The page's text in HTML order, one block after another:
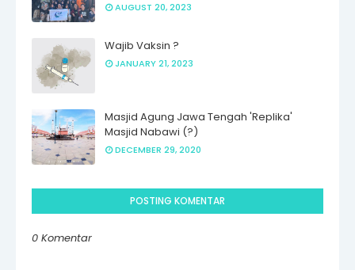
AUGUST 20, 2023
Wajib Vaksin ?
JANUARY 21, 2023
Masjid Agung Jawa Tengah 'Replika'
Masjid Nabawi (?)
DECEMBER 29, 2020
POSTING KOMENTAR
0 Komentar